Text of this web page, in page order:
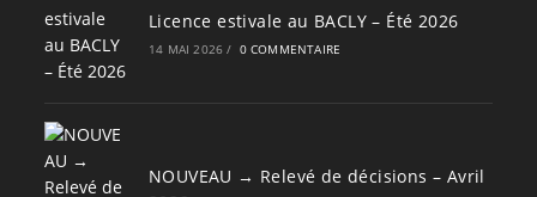
Licence estivale au BACLY – Été 2026
14 MAI 2026 / 0 COMMENTAIRE
NOUVEAU → Relevé de décisions – Avril